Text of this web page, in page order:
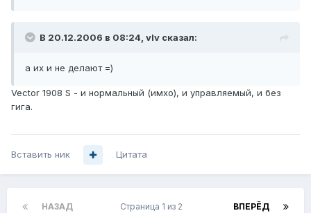
В 20.12.2006 в 08:24, vIv сказал:
а их и не делают =)
Vector 1908 S - и нормальный (имхо), и управляемый, и без
гига.
Вставить ник Цитата
НАЗАД ВПЕРЁД
Страница 1 из 2